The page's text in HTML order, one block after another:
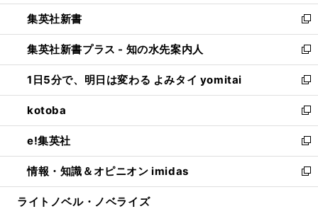
開
く
ウ
で
開
く
ウ
ィ
ン
ド
ウ
で
開
く
し
い
ウ
ィ
ン
ド
ウ
で
開
く
集英社新書
新
し
い
ウ
ィ
ン
ド
ウ
で
開
く
集英社新書プラス - 知の水先案内人
新
し
い
ウ
ィ
ン
ド
ウ
で
開
1日5分で、明日は変わる よみタイ yomitai
新
し
い
ウ
ィ
ン
ド
ウ
kotoba
新
し
い
ウ
ィ
ン
e!集英社
新
し
い
ウ
情報・知識＆オピニオン imidas
新
し
ライトノベル・ノベライズ